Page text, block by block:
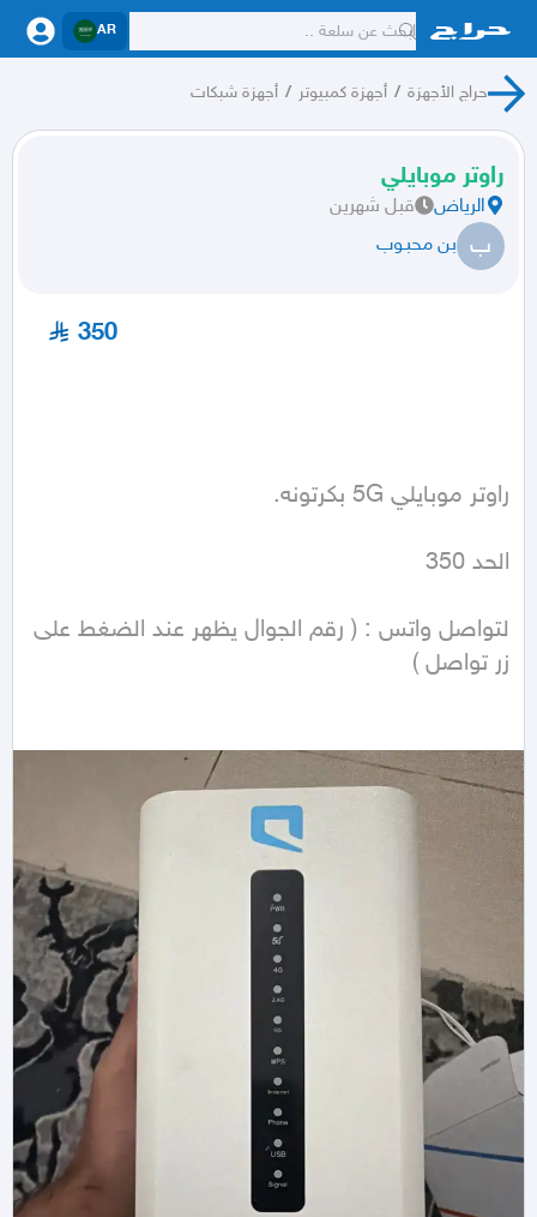
AR
حراج الأجهزة / أجهزة كمبيوتر / أجهزة شبكات
راوتر موبايلي
الرياض قبل شهرين
ب بن محبـوب
350
زر تواصل )